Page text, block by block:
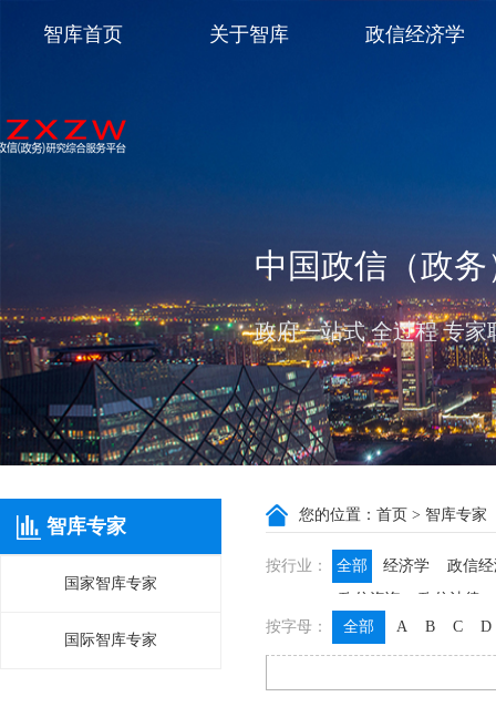
中国政信（政
政府一站式 全过程 专
智库首页 关于智库 政信经济学
智库专家
国家智库专家
国际智库专家
您的位置： 首页 > 智库专家
按行业： 全部 经济学
政信
政信咨询
政信法律
按字母：
全部 A B C D